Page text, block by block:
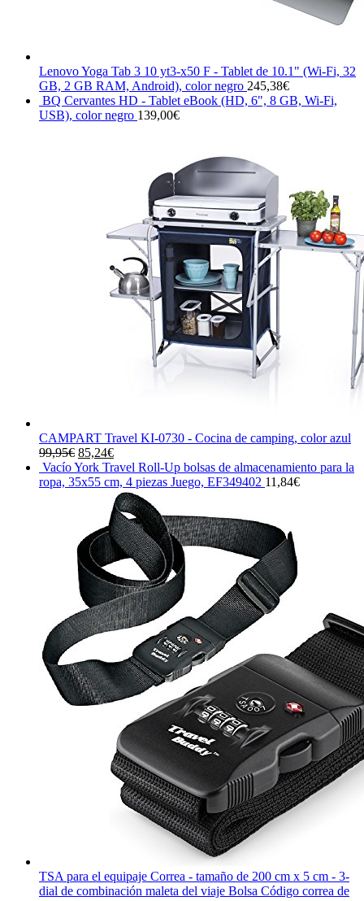
Lenovo Yoga Tab 3 10 yt3-x50 F - Tablet de 10.1" (Wi-Fi, 32
GB, 2 GB RAM, Android), color negro 245,38€
BQ Cervantes HD - Tablet eBook (HD, 6", 8 GB, Wi-Fi,
USB), color negro 139,00€
CAMPART Travel KI-0730 - Cocina de camping, color azul
99,95€ El
precio
original
99,95€.
85,24€El
precio
actual
es:
85,24€.
Vacío York Travel Roll-Up bolsas de almacenamiento para la
ropa, 35x55 cm, 4 piezas Juego, EF349402 11,84€
TSA para el equipaje Correa - tamaño de 200 cm x 5 cm - 3-
dial de combinación maleta del viaje Bolsa Código correa de